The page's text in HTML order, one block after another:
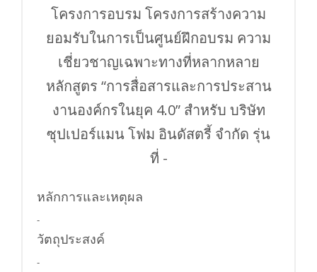
โครงการอบรม โครงการสร้างความ
ยอมรับในการเป็นศูนย์ฝึกอบรม ความ
เชี่ยวชาญเฉพาะทางที่หลากหลาย
หลักสูตร “การสื่อสารและการประสาน
งานองค์กรในยุค 4.0” สำหรับ บริษัท
ซุปเปอร์แมน โฟม อินดัสตรี้ จำกัด รุ่น
ที่ -
หลักการและเหตุผล
-
วัตถุประสงค์
-